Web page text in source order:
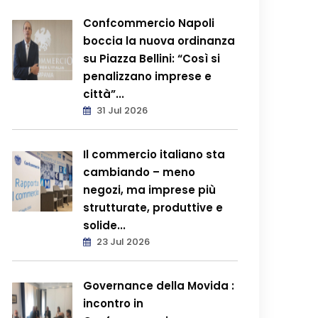
Confcommercio Napoli
boccia la nuova ordinanza
su Piazza Bellini: “Così si
penalizzano imprese e
città”...
31 Jul 2026
Il commercio italiano sta
cambiando – meno
negozi, ma imprese più
strutturate, produttive e
solide...
23 Jul 2026
Governance della Movida :
incontro in